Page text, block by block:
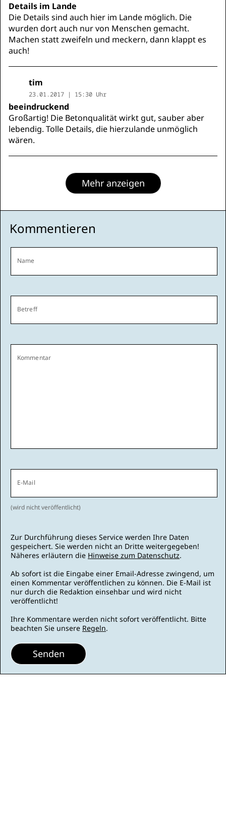
Details im Lande
Die Details sind auch hier im Lande möglich. Die
wurden dort auch nur von Menschen gemacht.
Machen statt zweifeln und meckern, dann klappt es
auch!
tim
23.01.2017 | 15:30 Uhr
beeindruckend
Großartig! Die Betonqualität wirkt gut, sauber aber
lebendig. Tolle Details, die hierzulande unmöglich
wären.
Mehr anzeigen
Kommentieren
Name
Betreff
Kommentar
E-Mail
(wird nicht veröffentlicht)
Zur Durchführung dieses Service werden Ihre Daten
gespeichert. Sie werden nicht an Dritte weitergegeben!
Näheres erläutern die Hinweise zum Datenschutz.
Ab sofort ist die Eingabe einer Email-Adresse zwingend, um
einen Kommentar veröffentlichen zu können. Die E-Mail ist
nur durch die Redaktion einsehbar und wird nicht
veröffentlicht!
Ihre Kommentare werden nicht sofort veröffentlicht. Bitte
beachten Sie unsere Regeln.
Senden